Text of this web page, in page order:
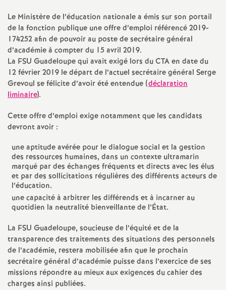
t
i
o
n
a
l
d
e
s
E
n
Le Ministère de l’éducation nationale a émis sur son portail
de la fonction publique une offre d’emploi référencé 2019-
174252 afin de pouvoir au poste de secrétaire général
d’académie à compter du 15 avril 2019.
La FSU Guadeloupe qui avait exigé lors du CTA en date du
12 février 2019 le départ de l’actuel secrétaire général Serge
Grevoul se félicite d’avoir été entendue (déclaration
liminaire).
Cette offre d’emploi exige notamment que les candidats
devront avoir :
une aptitude avérée pour le dialogue social et la gestion
des ressources humaines, dans un contexte ultramarin
marqué par des échanges fréquents et directs avec les élus
et par des sollicitations régulières des différents acteurs de
l’éducation.
une capacité à arbitrer les différends et à incarner au
quotidien la neutralité bienveillante de l’État.
La FSU Guadeloupe, soucieuse de l’équité et de la
transparence des traitements des situations des personnels
de l’académie, restera mobilisée afin que le prochain
secrétaire général d’académie puisse dans l’exercice de ses
missions répondre au mieux aux exigences du cahier des
charges ainsi publiées.